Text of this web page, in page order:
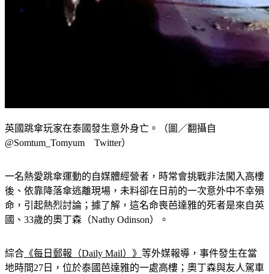
英國跳傘玩家在泰國發生意外身亡。（圖／翻攝自
一名熱愛跳傘運動的自媒體經營者，時常會挑戰非法闖入高樓
後、依靠降落傘逃離現場，未料卻在日前的一次意外中不幸殞
命，引起熱烈討論；據了解，這名命喪芭達雅的死者是來自英
綜合《每日郵報（Daily Mail）》等外媒報導，事件發生在當